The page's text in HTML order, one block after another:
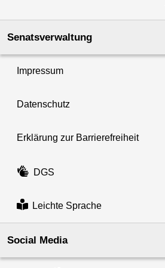
Senatsverwaltung
Impressum
Datenschutz
Erklärung zur Barrierefreiheit
DGS
Leichte Sprache
Social Media